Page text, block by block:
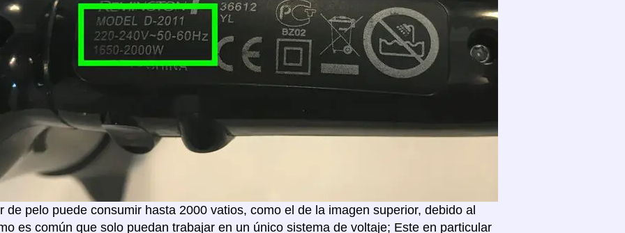
de pelo puede consumir hasta 2000 vatios, como el de la imagen superior, debido al
es común que solo puedan trabajar en un único sistema de voltaje; Este en particular